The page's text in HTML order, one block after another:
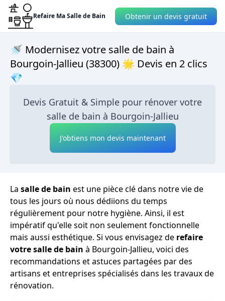
Refaire Ma Salle de Bain Obtenir un devis gratuit
🚿 Modernisez votre salle de bain à
Bourgoin-Jallieu (38300) 🌟 Devis en 2 clics
💎
Devis Gratuit & Simple pour rénover votre
salle de bain à Bourgoin-Jallieu
J'obtiens mon devis maintenant
La salle de bain est une pièce clé dans notre vie de
tous les jours où nous dédiions du temps
régulièrement pour notre hygiène. Ainsi, il est
impératif qu'elle soit non seulement fonctionnelle
mais aussi esthétique. Si vous envisagez de refaire
votre salle de bain à Bourgoin-Jallieu, voici des
recommandations et astuces partagées par des
artisans et entreprises spécialisés dans les travaux de
rénovation.